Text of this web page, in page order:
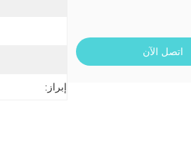
اتصل الآن
إبراز: